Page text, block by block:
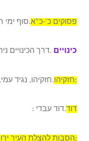
פסוקים כ’-כ”א: סוף ימי חזקיהו והמלכת מנשה בנו.
כינויים : דרך הכינויים ניתן להבין את הקשר בין הדמויות.
חזקיהו: חזקיהו, נגיד עמי, המלך חזקיהו.
דוד: דוד עבדי.
הסבות להצלת העיר ירושלים ממלך אשור: